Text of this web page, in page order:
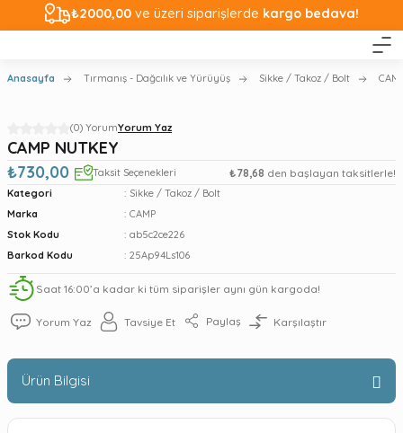
₺2000,00 ve üzeri siparişlerde kargo bedava!
Anasayfa Tırmanış - Dağcılık ve Yürüyüş Sikke / Takoz / Bolt
(0) YorumYorum Yaz
CAMP NUTKEY
₺730,00
Taksit Seçenekleri ₺78,68 den başlayan taksitlerle!
Kategori
Sikke / Takoz / Bolt
Marka
CAMP
Stok Kodu
ab5c2ce226
Barkod Kodu
25Ap94Ls106
Saat 16:00’a kadar ki tüm siparişler aynı gün kargoda!
Yorum Yaz Tavsiye Et Paylaş Karşılaştır
Ürün Bilgisi